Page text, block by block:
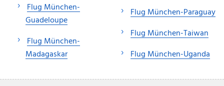
Flug München-
Guadeloupe
Flug München-
Madagaskar
Flug München-Paraguay
Flug München-Taiwan
Flug München-Uganda